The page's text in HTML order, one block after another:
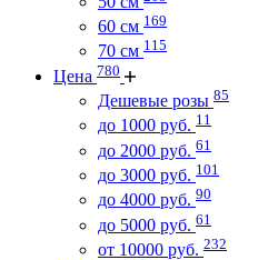
60 см 169
70 см 115
Цена 780
Дешевые розы 85
до 1000 руб. 11
до 2000 руб. 61
до 3000 руб. 101
до 4000 руб. 90
до 5000 руб. 61
от 10000 руб. 232